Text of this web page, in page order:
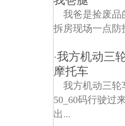
我爸是捡废品
拆房现场一点防
·我方机动三
摩托车
我方机动三轮
50_60码行驶过
出...